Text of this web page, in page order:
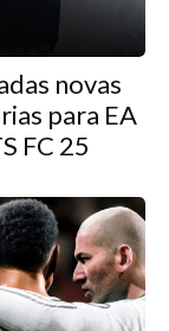
novas
para EA
FC 25